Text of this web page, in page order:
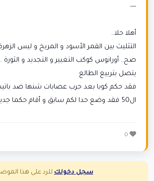
---
أهلا حلا..
التثليث بين القمر الأسود و المريخ و ليس
صح.. أورانوس كوكب التغيير و التجديد و الثورة
يتصل بتربيع الطالع
فقد حكم كوبا بعد حرب عصابات شنها ضد
ال50 فقد وضع حدا لكم سابق و أقام حكما جديدا "شيوعي "
سجل دخولكللرد على هذا